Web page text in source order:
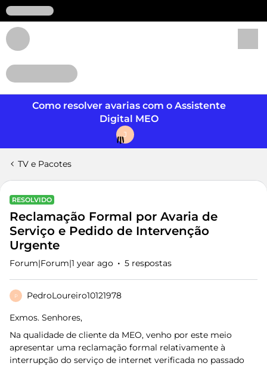
Como resolver avarias com o Assistente
Digital MEO
J
TV e Pacotes
RESOLVIDO
Reclamação Formal por Avaria de
Serviço e Pedido de Intervenção
Urgente
Forum|Forum|1 year ago 5 respostas
P PedroLoureiro10121978
Exmos. Senhores,
Na qualidade de cliente da MEO, venho por este meio
apresentar uma reclamação formal relativamente à
interrupção do serviço de internet verificada no passado